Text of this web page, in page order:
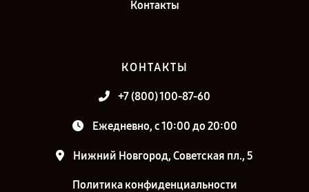
Контакты
КОНТАКТЫ
+7 (800) 100-87-60
Ежедневно, с 10:00 до 20:00
Нижний Новгород, Советская пл., 5
Политика конфиденциальности